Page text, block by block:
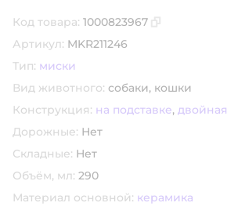
Код товара: 1000823967
Артикул: MKR211246
Тип: миски
Вид животного: собаки, кошки
Конструкция: на подставке, двойная
Дорожные: Нет
Складные: Нет
Объём, мл: 290
Материал основной: керамика